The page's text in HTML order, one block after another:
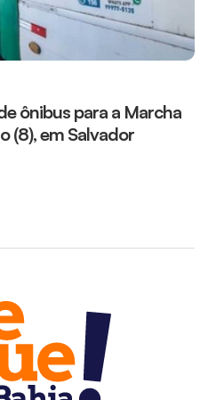
ônibus para a Marcha
(8), em Salvador